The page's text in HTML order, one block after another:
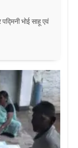
भोई साहू एवं